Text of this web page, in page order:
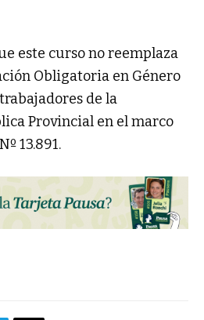
este curso no reemplaza
Obligatoria en Género
de la
Provincial en el marco
13.891.